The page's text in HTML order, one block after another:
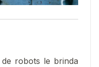
robots le brinda